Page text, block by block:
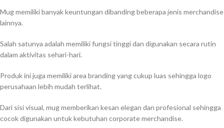
Mug memiliki banyak keuntungan dibanding beberapa jenis merchandise
lainnya.
Salah satunya adalah memiliki fungsi tinggi dan digunakan secara rutin
dalam aktivitas sehari-hari.
Produk ini juga memiliki area branding yang cukup luas sehingga logo
perusahaan lebih mudah terlihat.
Dari sisi visual, mug memberikan kesan elegan dan profesional sehingga
cocok digunakan untuk kebutuhan corporate merchandise.